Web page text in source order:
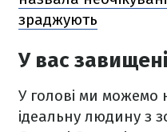
зраджують
У вас
У голові ми можемо
ідеальну людину з